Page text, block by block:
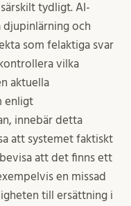
tydligt. AI-
djupinlärning och
som felaktiga svar
vilka
aktuella
enligt
innebär detta
att systemet faktiskt
att det finns ett
en missad
till ersättning i